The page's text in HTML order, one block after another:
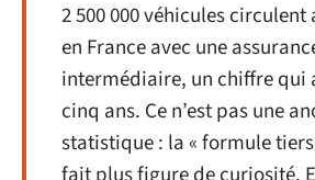
2 500 000 véhicules circulent
en France avec une
intermédiaire, un chiffre qui
cinq ans. Ce n’est pas une
statistique : la « formule